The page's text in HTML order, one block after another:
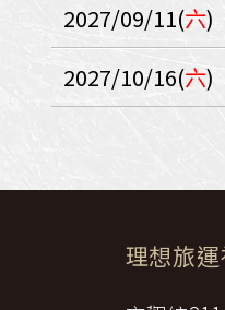
荷蘭國王節
英愛軍樂
賽普勒斯
天空之
義大利
荷蘭
法
2027/09/11(六)
2027/10/16(六)
理想旅